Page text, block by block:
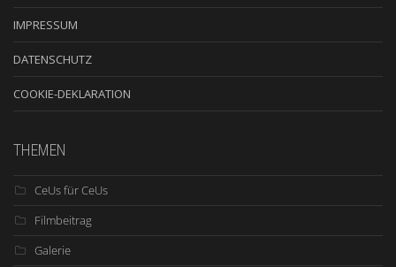
IMPRESSUM
DATENSCHUTZ
COOKIE-DEKLARATION
THEMEN
CeUs für CeUs
Filmbeitrag
Galerie